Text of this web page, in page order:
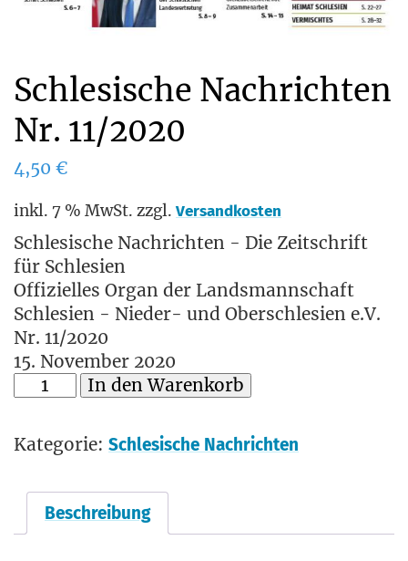
Schlesische Nachrichten
Nr. 11/2020
4,50 €
inkl. 7 % MwSt. zzgl. Versandkosten
Schlesische Nachrichten - Die Zeitschrift
für Schlesien
Offizielles Organ der Landsmannschaft
Schlesien - Nieder- und Oberschlesien e.V.
Nr. 11/2020
15. November 2020
In den Warenkorb
Kategorie: Schlesische Nachrichten
Beschreibung